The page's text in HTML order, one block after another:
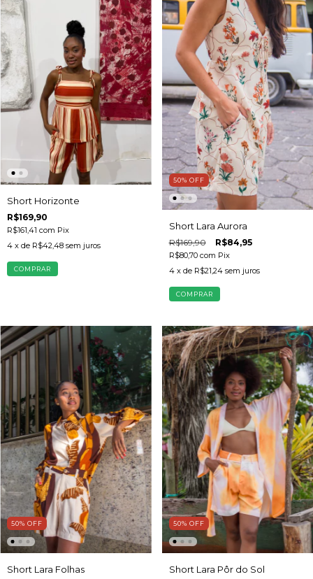
Short Horizonte
R$169,90
R$161,41 com Pix
4 x de R$42,48 sem juros
COMPRAR
50% OFF
Short Lara Aurora
R$169,90 R$84,95
R$80,70 com Pix
4 x de R$21,24 sem juros
COMPRAR
50% OFF
Short Lara Folhas
50% OFF
Short Lara Pôr do Sol